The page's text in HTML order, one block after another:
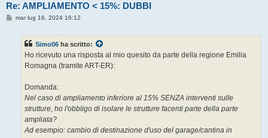
Re: AMPLIAMENTO < 15%: DUBBI
Mmar lug 16, 2024 16:12
Simo06 ha scritto:
Ho ricevuto una risposta al mio quesito da parte della regione Emilia
Romagna (tramite ART-ER):
Domanda:
Nel caso di ampliamento inferiore al 15% SENZA interventi sulle
strutture, ho l'obbligo di isolare le strutture facenti parte della parte
ampliata?
Ad esempio: cambio di destinazione d'uso del garage/cantina in